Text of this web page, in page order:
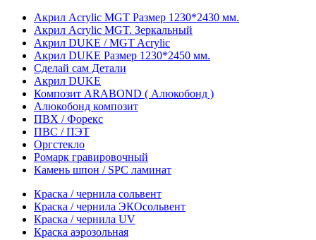
Акрил Acrylic MGT Размер 1230*2430 мм.
Акрил Acrylic MGT. Зеркальный
Акрил DUKE / MGT Acrylic
Акрил DUKE Размер 1230*2450 мм.
Сделай сам Детали
Акрил DUKE
Композит ARABOND ( Алюкобонд )
Алюкобонд композит
ПВХ / Форекс
ПВС / ПЭТ
Оргстекло
Ромарк гравировочный
Камень шпон / SPC ламинат
Краска / чернила сольвент
Краска / чернила ЭКОсольвент
Краска / чернила UV
Краска аэрозольная